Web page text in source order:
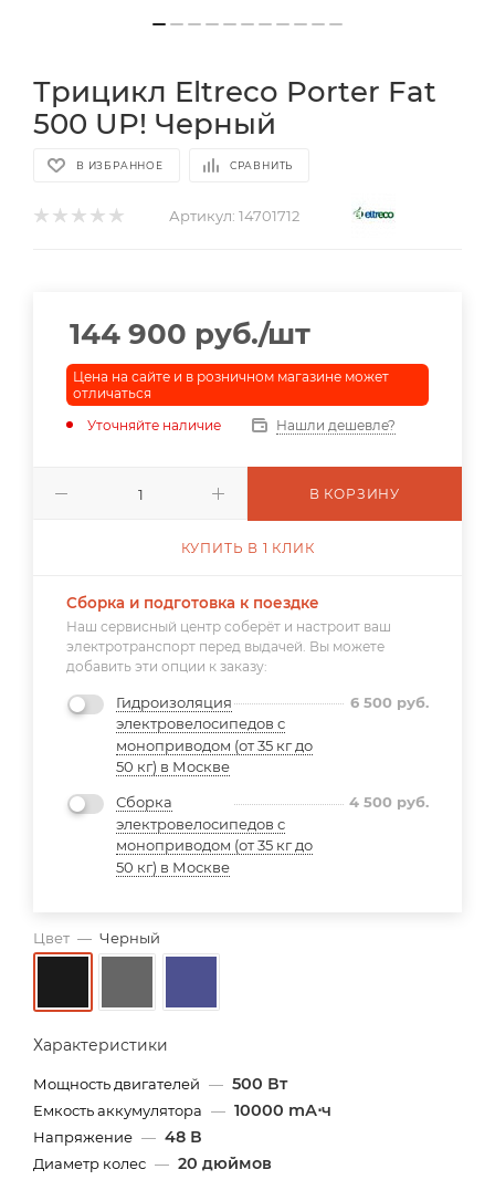
Трицикл Eltreco Porter Fat
500 UP! Черный
В ИЗБРАННОЕ СРАВНИТЬ
Артикул: 14701712
Цвет — Черный
Характеристики
Мощность двигателей — 500 Вт
Емкость аккумулятора — 10000 mА⋅ч
Напряжение — 48 В
Диаметр колес — 20 дюймов
144 900 руб./шт
Цена на сайте и в розничном магазине может
отличаться
Уточняйте наличие
Нашли дешевле?
В КОРЗИНУ
КУПИТЬ В 1 КЛИК
Сборка и подготовка к поездке
Наш сервисный центр соберёт и настроит ваш
электротранспорт перед выдачей. Вы можете
добавить эти опции к заказу:
Гидроизоляция
электровелосипедов с
моноприводом (от 35 кг до
50 кг) в Москве
6 500 руб.
Сборка
электровелосипедов с
моноприводом (от 35 кг до
50 кг) в Москве
4 500 руб.